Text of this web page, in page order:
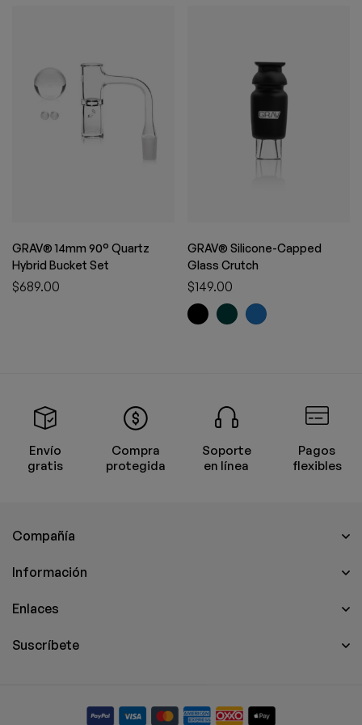
GRAV® 14mm 90° Quartz
Hybrid Bucket Set
$689.00
GRAV® Silicone-Capped
Glass Crutch
$149.00
Envío
gratis
Compra
protegida
Soporte
en línea
Pagos
flexibles
Compañía
Información
Enlaces
Suscríbete